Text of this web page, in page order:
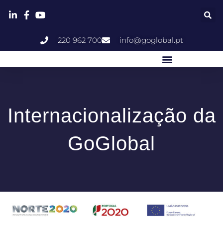
220 962 700 info@goglobal.pt
Internacionalização da
GoGlobal